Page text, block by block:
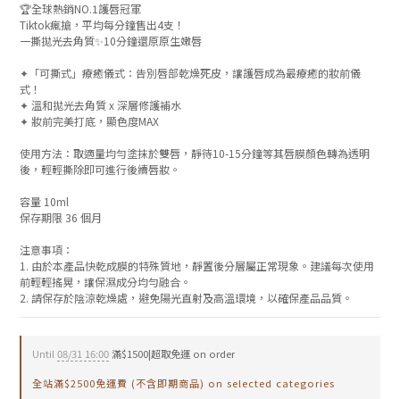
🏆全球熱銷NO.1護唇冠軍
Tiktok瘋搶，平均每分鐘售出4支！
一撕拋光去角質✨10分鐘還原原生嫩唇
✦「可撕式」療癒儀式：告別唇部乾燥死皮，讓護唇成為最療癒的妝前儀
式！
✦ 溫和拋光去角質 x 深層修護補水
✦ 妝前完美打底，顯色度MAX
使用方法：取適量均勻塗抹於雙唇，靜待10-15分鐘等其唇膜顏色轉為透明
後，輕輕撕除即可進行後續唇妝。
容量 10ml
保存期限 36 個月
注意事項：
1. 由於本產品快乾成膜的特殊質地，靜置後分層屬正常現象。建議每次使用
前輕輕搖晃，讓保濕成分均勻融合。
2. 請保存於陰涼乾燥處，避免陽光直射及高溫環境，以確保產品品質。
Until08/31 16:00滿$1500|超取免運 on order
全站滿$2500免運費 (不含即期商品) on selected categories